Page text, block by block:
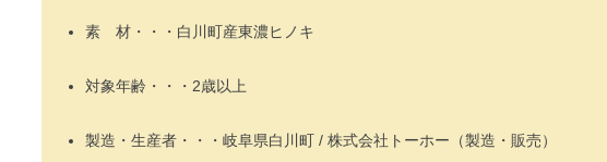
素 材・・・白川町産東濃ヒノキ
対象年齢・・・2歳以上
製造・生産者・・・岐阜県白川町 / 株式会社トーホー（製造・販売）